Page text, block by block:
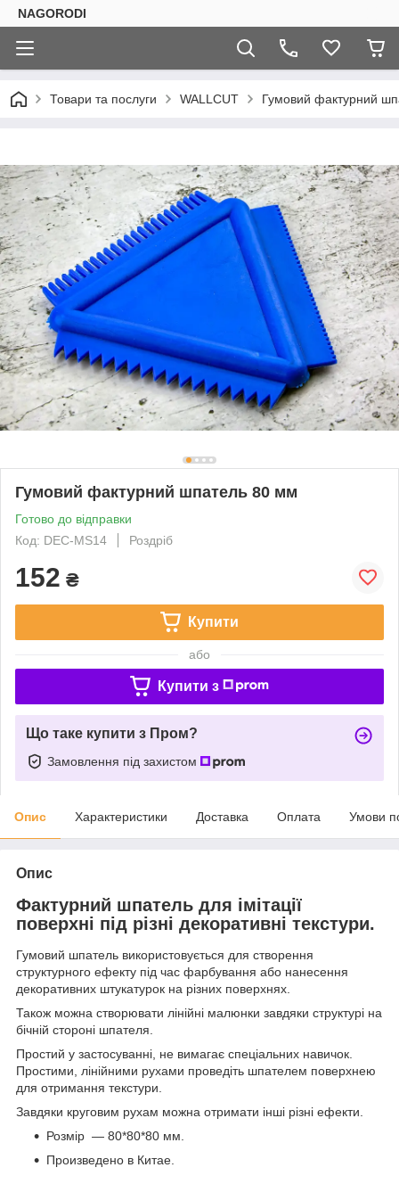
NAGORODI
Товари та послуги WALLCUT Гумовий фактурний
Гумовий фактурний шпатель 80 мм
Готово до відправки
Код: DEC-MS14
Роздріб
152 ₴
Купити
або
Купити з
Що таке купити з Пром?
Замовлення під захистом
Опис Характеристики Доставка Оплата Умови
Опис
Фактурний шпатель для імітації
поверхні під різні декоративні текстури.
Гумовий шпатель використовується для створення
структурного ефекту під час фарбування або нанесення
декоративних штукатурок на різних поверхнях.
Також можна створювати лінійні малюнки завдяки структурі на
бічній стороні шпателя.
Простий у застосуванні, не вимагає спеціальних навичок.
Простими, лінійними рухами проведіть шпателем поверхнею
для отримання текстури.
Завдяки круговим рухам можна отримати інші різні ефекти.
Розмір — 80*80*80 мм.
Произведено в Китае.